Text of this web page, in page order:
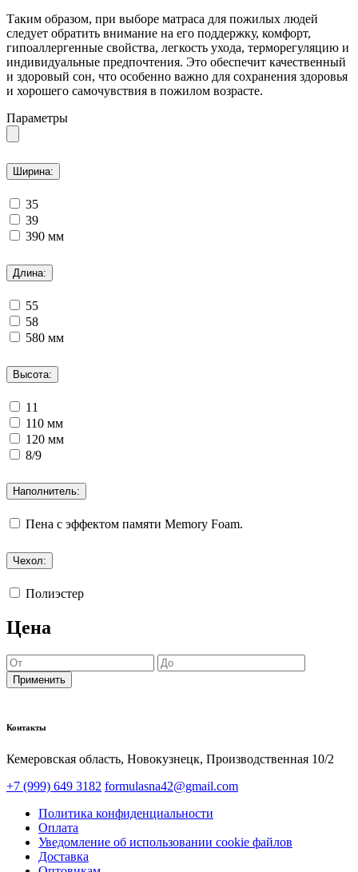
Таким образом, при выборе матраса для пожилых людей
следует обратить внимание на его поддержку, комфорт,
гипоаллергенные свойства, легкость ухода, терморегуляцию и
индивидуальные предпочтения. Это обеспечит качественный
и здоровый сон, что особенно важно для сохранения здоровья
и хорошего самочувствия в пожилом возрасте.
Параметры
Ширина:
35
39
390 мм
Длина:
55
58
580 мм
Высота:
11
110 мм
120 мм
8/9
Наполнитель:
Пена с эффектом памяти Memory Foam.
Чехол:
Полиэстер
Цена
Применить
Контакты
Кемеровская область, Новокузнецк,​ Производственная 10/2
+7 (999) 649 3182 formulasna42@gmail.com
Политика конфиденциальности
Оплата
Уведомление об использовании cookie файлов
Доставка